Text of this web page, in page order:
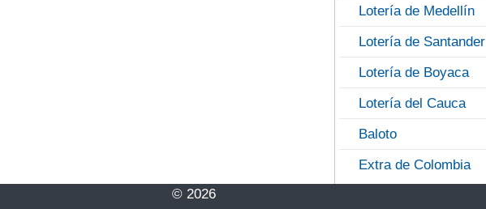
Lotería de Medellín
Lotería de Santander
Lotería de Boyaca
Lotería del Cauca
Baloto
Extra de Colombia
© 2026